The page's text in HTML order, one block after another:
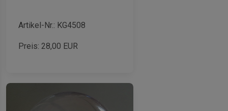
Artikel-Nr.: KG4508
Preis: 28,00 EUR